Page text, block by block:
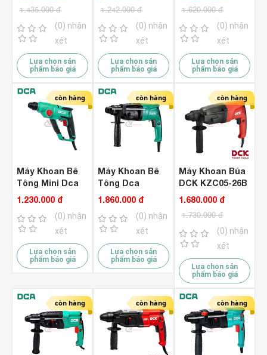
1.435.000 đ
(0) nhận
xét
Lựa chọn sản
phẩm báo giá
1.242.000 đ
(0) nhận
xét
Lựa chọn sản
phẩm báo giá
1.620.000 đ
(0) nhận
xét
Lựa chọn sản
phẩm báo giá
còn hàng
Máy Khoan Bê
Tông Mini Dca
AZC13
1.230.000 đ
(0) nhận
xét
Lựa chọn sản
phẩm báo giá
còn hàng
Máy Khoan Bê
Tông Dca
AZC05-26B
1.860.000 đ
(0) nhận
xét
Lựa chọn sản
phẩm báo giá
còn hàng
Máy Khoan Búa
DCK KZC05-26B
3 Chức Năng
1.680.000 đ
1.730.000 đ
(0) nhận
xét
Lựa chọn sản
phẩm báo giá
còn hàng còn hàng còn hàng